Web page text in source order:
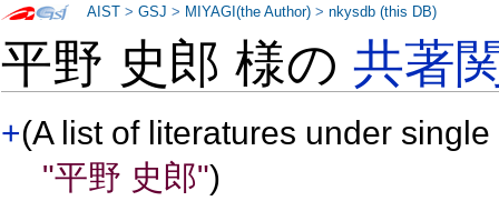
平野 史郎 様の共著
+(A list of literatures under
"平野 史郎")
AIST >GSJ > MIYAGI(the Author) >nkysdb (this DB)